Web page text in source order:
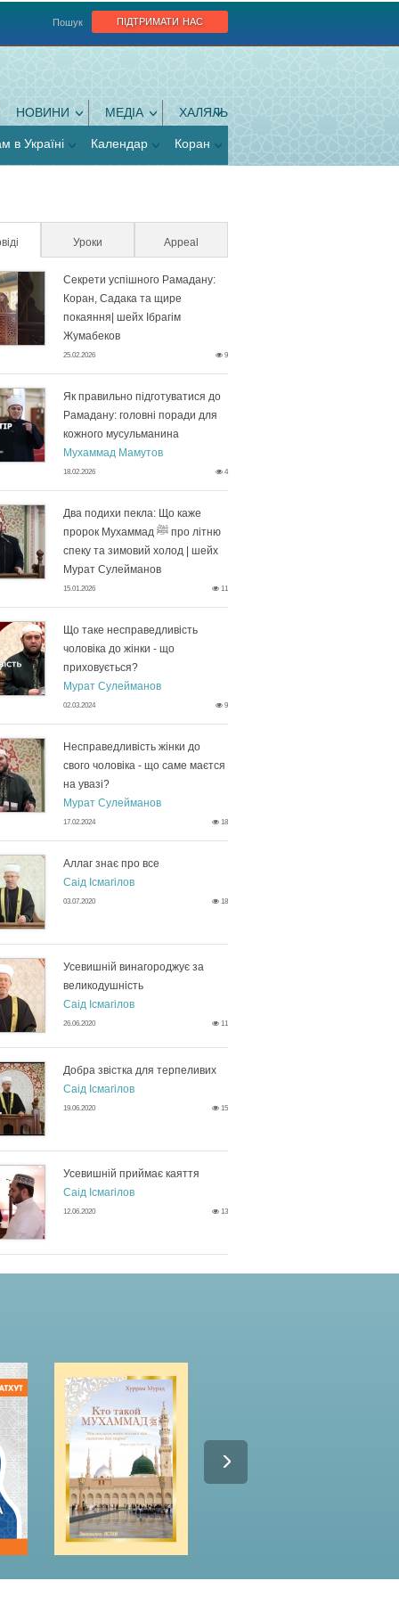
підтримати нас
Пошук
НОВИНИ МЕДІА ХАЛЯЛЬ
в Україні Календар Коран
(активна вкладка)
Уроки Appeal
Секрети успішного Рамадану:
Коран, Садака та щире
покаяння| шейх Ібрагім
Жумабеков
25.02.2026 9
Як правильно підготуватися до
Рамадану: головні поради для
кожного мусульманина
Мухаммад Мамутов
18.02.2026 4
Два подихи пекла: Що каже
пророк Мухаммад ﷺ про літню
спеку та зимовий холод | шейх
Мурат Сулейманов
15.01.2026 11
Що таке несправедливість
чоловіка до жінки - що
приховується?
Мурат Сулейманов
02.03.2024 9
Несправедливість жінки до
свого чоловіка - що саме маєтся
на увазі?
Мурат Сулейманов
17.02.2024 18
Аллаг знає про все
Саід Ісмагілов
03.07.2020 18
Усевишній винагороджує за
великодушність
Саід Ісмагілов
26.06.2020 11
Добра звістка для терпеливих
Саід Ісмагілов
19.06.2020 15
Усевишній приймає каяття
Саід Ісмагілов
12.06.2020 13